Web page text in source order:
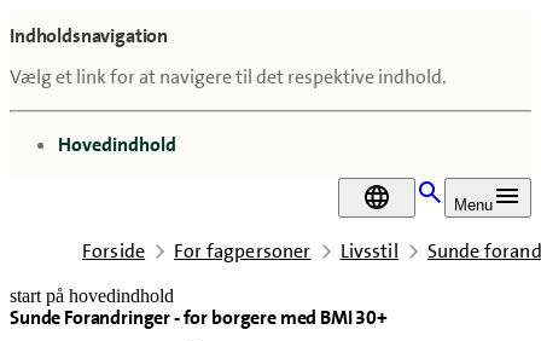
Indholdsnavigation
Vælg et link for at navigere til det respektive indhold.
gå til
Hovedindhold
DA Menu
Forside For fagpersoner Livsstil Sunde
start på hovedindhold
Sunde Forandringer - for borgere med BMI 30+
senest opdateret 15. oktober 2025